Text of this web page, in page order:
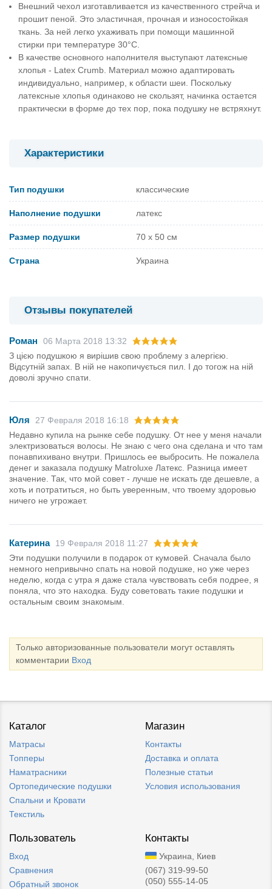
Внешний чехол изготавливается из качественного стрейча и
прошит пеной. Это эластичная, прочная и износостойкая
ткань. За ней легко ухаживать при помощи машинной
стирки при температуре 30°С.
В качестве основного наполнителя выступают латексные
хлопья - Latex Crumb. Материал можно адаптировать
индивидуально, например, к области шеи. Поскольку
латексные хлопья одинаково не скользят, начинка остается
практически в форме до тех пор, пока подушку не встряхнут.
Характеристики
Тип подушки классические
Наполнение подушки латекс
Размер подушки 70 x 50 см
Страна Украина
Отзывы покупателей
Роман
06 Марта 2018 13:32
З цією подушкою я вирішив свою проблему з алергією.
Відсутній запах. В ній не накопичується пил. І до тогож на ній
доволі зручно спати.
Юля
27 Февраля 2018 16:18
Недавно купила на рынке себе подушку. От нее у меня начали
электризоваться волосы. Не знаю с чего она сделана и что там
понавпихивано внутри. Пришлось ее выбросить. Не пожалела
денег и заказала подушку Matroluxe Латекс. Разница имеет
значение. Так, что мой совет - лучше не искать где дешевле, а
хоть и потратиться, но быть уверенным, что твоему здоровью
ничего не угрожает.
Катерина
19 Февраля 2018 11:27
Эти подушки получили в подарок от кумовей. Сначала было
немного непривычно спать на новой подушке, но уже через
неделю, когда с утра я даже стала чувствовать себя подрее, я
поняла, что это находка. Буду советовать такие подушки и
остальным своим знакомым.
Только авторизованные пользователи могут оставлять
комментарии Вход
Каталог
Матрасы
Топперы
Наматрасники
Ортопедические подушки
Спальни и Кровати
Текстиль
Магазин
Контакты
Доставка и оплата
Полезные статьи
Условия использования
Пользователь
Вход
Сравнения
Обратный звонок
Контакты
Украина, Киев
(067) 319-99-50
(050) 555-14-05